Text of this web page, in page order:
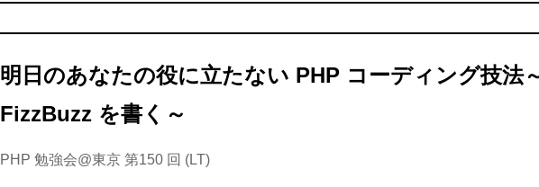
明日のあなたの役に立たない PHP コーディング技法
FizzBuzz を書く～
PHP 勉強会@東京 第150 回 (LT)